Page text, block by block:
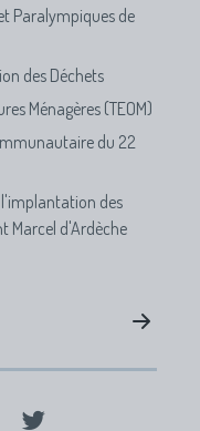
Paralympiques de
des Déchets
Ménagères (TEOM)
du 22
des
Marcel d'Ardèche